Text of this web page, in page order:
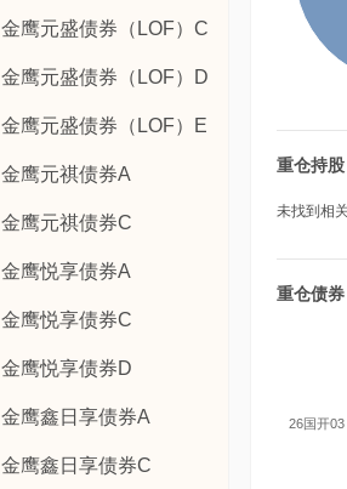
金鹰元盛债券（LOF）C
金鹰元盛债券（LOF）D
金鹰元盛债券（LOF）E
金鹰元祺债券A
金鹰元祺债券C
金鹰悦享债券A
金鹰悦享债券C
金鹰悦享债券D
金鹰鑫日享债券A
金鹰鑫日享债券C
重仓持股
未找到相
重仓债券
26国开03